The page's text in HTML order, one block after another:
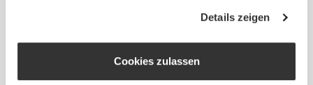
Details zeigen
Cookies zulassen